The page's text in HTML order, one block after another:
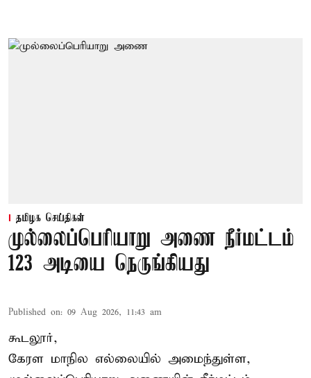
தமிழக செய்திகள்
முல்லைப்பெரியாறு அணை நீர்மட்டம்
123 அடியை நெருங்கியது
Published on: 09 Aug 2026, 11:43 am
கூடலூர்,
கேரள மாநில எல்லையில் அமைந்துள்ள,